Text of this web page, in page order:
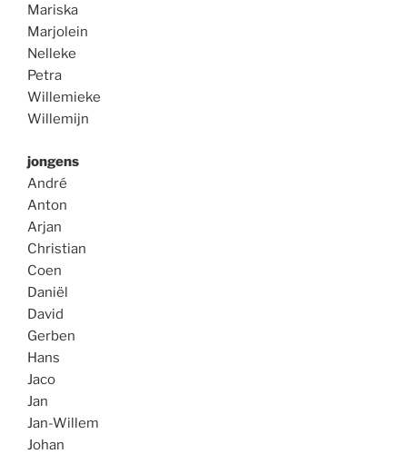
Mariska
Marjolein
Nelleke
Petra
Willemieke
Willemijn
jongens
André
Anton
Arjan
Christian
Coen
Daniël
David
Gerben
Hans
Jaco
Jan
Jan-Willem
Johan